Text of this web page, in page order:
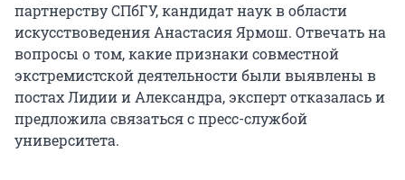
партнерству СПбГУ, кандидат наук в области
искусствоведения Анастасия Ярмош. Отвечать на
вопросы о том, какие признаки совместной
экстремистской деятельности были выявлены в
постах Лидии и Александра, эксперт отказалась и
предложила связаться с пресс-службой
университета.